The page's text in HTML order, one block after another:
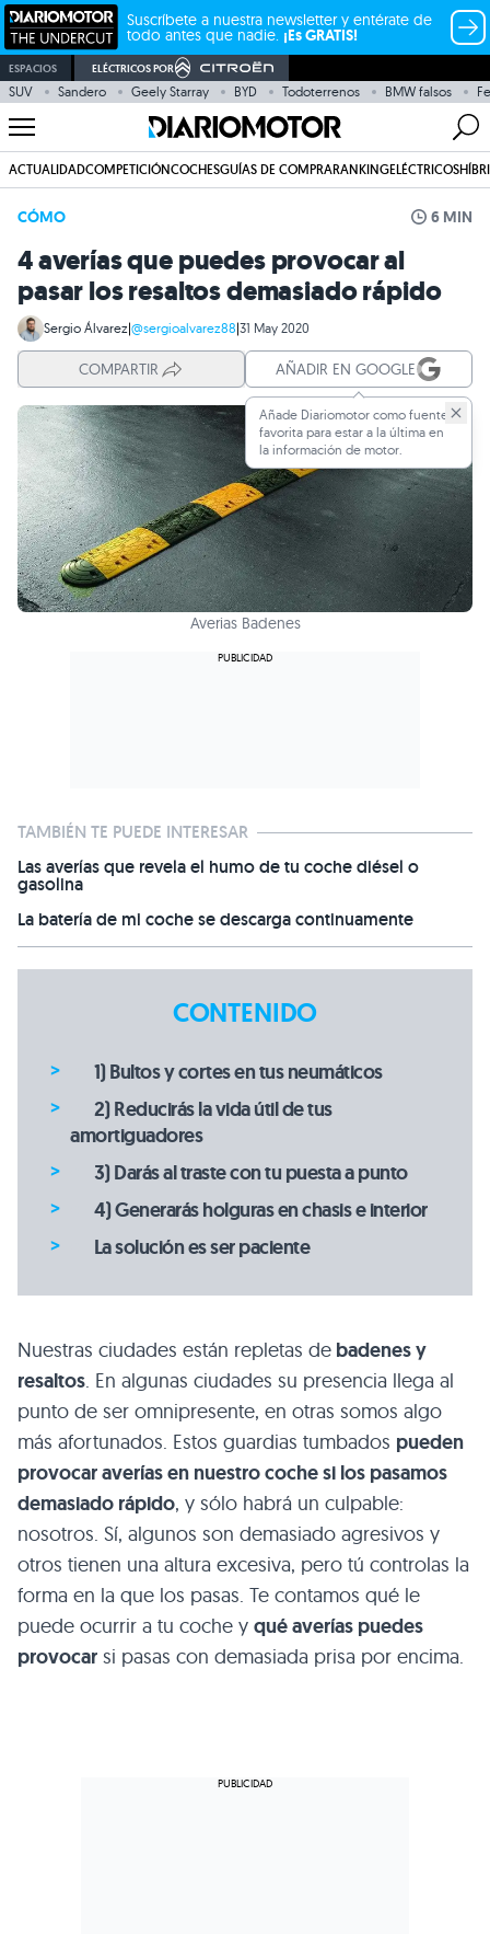
Suscríbete a nuestra newsletter y entérate de
todo antes que nadie. ¡Es GRATIS!
ESPACIOS ELÉCTRICOS POR
SUV Sandero Geely Starray BYD Todoterrenos BMW falsos
ACTUALIDADCOMPETICIÓNCOCHESGUÍAS DE COMPRARANKINGELÉCTRICOS
CÓMO 6 MIN
4 averías que puedes provocar al
pasar los resaltos demasiado rápido
Sergio Álvarez|@sergioalvarez88|31 May 2020
COMPARTIR AÑADIR EN GOOGLE
Añade Diariomotor como fuente
favorita para estar a la última en
la información de motor.
Averias Badenes
TAMBIÉN TE PUEDE INTERESAR
Las averías que revela el humo de tu coche diésel o
gasolina
La batería de mi coche se descarga continuamente
CONTENIDO
1) Bultos y cortes en tus neumáticos
2) Reducirás la vida útil de tus
amortiguadores
3) Darás al traste con tu puesta a punto
4) Generarás holguras en chasis e interior
La solución es ser paciente
Nuestras ciudades están repletas de badenes y
resaltos. En algunas ciudades su presencia llega al
punto de ser omnipresente, en otras somos algo
más afortunados. Estos guardias tumbados pueden
provocar averías en nuestro coche si los pasamos
demasiado rápido, y sólo habrá un culpable:
nosotros. Sí, algunos son demasiado agresivos y
otros tienen una altura excesiva, pero tú controlas la
forma en la que los pasas. Te contamos qué le
puede ocurrir a tu coche y qué averías puedes
provocar si pasas con demasiada prisa por encima.